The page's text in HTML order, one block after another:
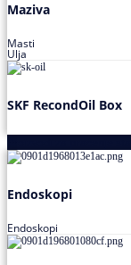
Maziva
Masti
Ulja
SKF RecondOil Box
Endoskopi
Endoskopi